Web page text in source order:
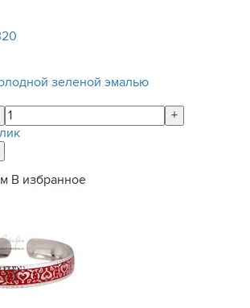
зеленой эмалью
+
В избранное